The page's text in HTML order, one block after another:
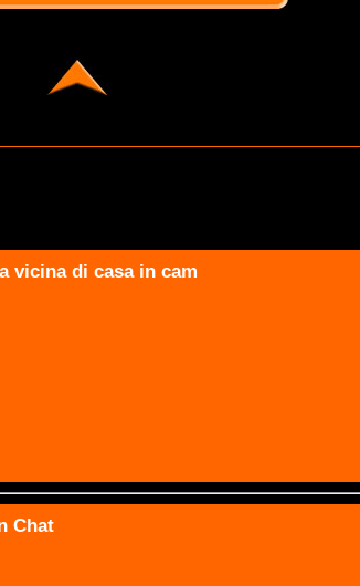
vicina di casa in cam
Chat